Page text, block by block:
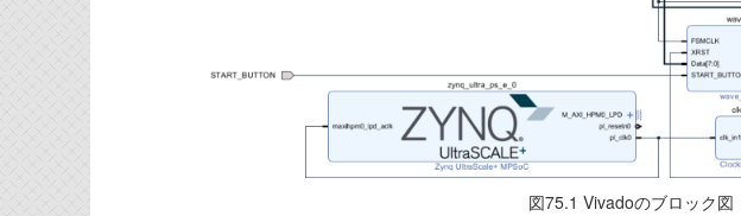
図75.1 Vivadoのブロック図